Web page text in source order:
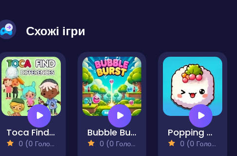
Схожі ігри
Toca Find The Differences
0 (0 Голосів)
Bubble Burst
0 (0 Голосів)
Popping Sushi
0 (0 Голосів)